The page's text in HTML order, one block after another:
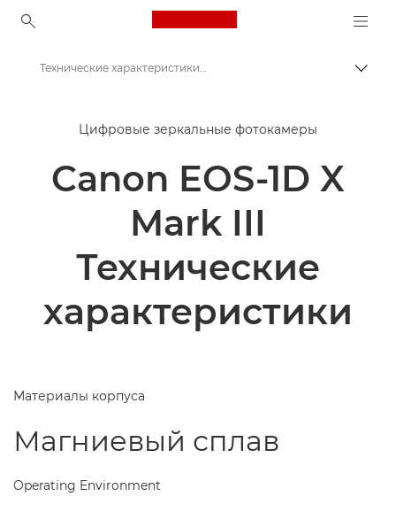
Canon Logo, back to
Цифровые камеры
Canon EOS-1D X Mark III - Камеры
Технические характеристики и функции - EOS-1D X Mark III
Цифровые зеркальные фотокамеры
Canon EOS-1D X
Mark III
Технические
характеристики
Материалы корпуса
Магниевый сплав
Operating Environment